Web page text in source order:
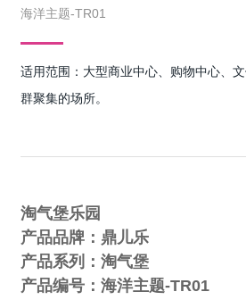
海洋主题-TR01
适用范围：大型商业中心、购物中心、
群聚集的场所。
淘气堡乐园
产品品牌：鼎儿乐
产品系列：淘气堡
产品编号：海洋主题-TR01